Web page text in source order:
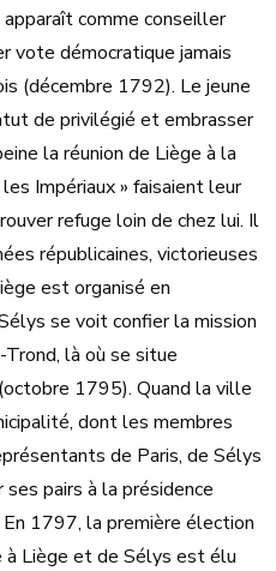
comme conseiller
vote démocratique jamais
(décembre 1792). Le jeune
de privilégié et embrasser
la réunion de Liège à la
Impériaux » faisaient leur
refuge loin de chez lui. Il
républicaines, victorieuses
est organisé en
se voit confier la mission
Trond, là où se situe
1795). Quand la ville
dont les membres
de Paris, de Sélys
pairs à la présidence
1797, la première élection
à Liège et de Sélys est élu